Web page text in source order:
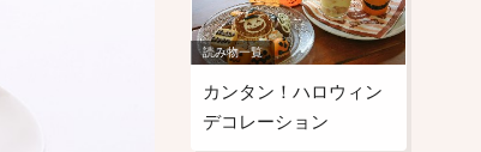
読み物一覧
カンタン！ハロウィン
デコレーション